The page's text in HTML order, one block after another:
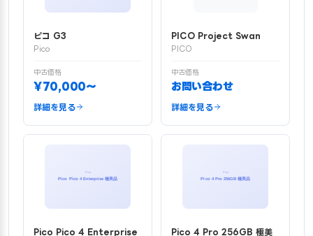
ピコ G3
Pico
中古価格
¥70,000〜
詳細を見る
PICO Project Swan
PICO
中古価格
お問い合わせ
詳細を見る
Pico Pico 4 Enterprise
Pico 4 Pro 256GB 極美